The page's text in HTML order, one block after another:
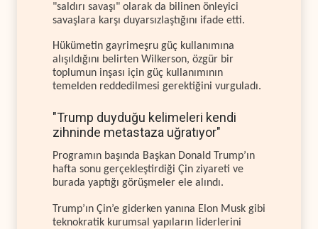
"saldırı savaşı" olarak da bilinen önleyici
savaşlara karşı duyarsızlaştığını ifade etti.
Hükümetin gayrimeşru güç kullanımına
alışıldığını belirten Wilkerson, özgür bir
toplumun inşası için güç kullanımının
temelden reddedilmesi gerektiğini vurguladı.
"Trump duyduğu kelimeleri kendi
zihninde metastaza uğratıyor"
Programın başında Başkan Donald Trump’ın
hafta sonu gerçekleştirdiği Çin ziyareti ve
burada yaptığı görüşmeler ele alındı.
Trump’ın Çin’e giderken yanına Elon Musk gibi
teknokratik kurumsal yapıların liderlerini